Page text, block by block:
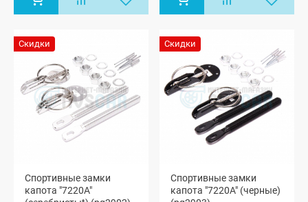
Скидки
Спортивные замки
капота "7220A"
Скидки
Спортивные замки
капота "7220A" (черные)